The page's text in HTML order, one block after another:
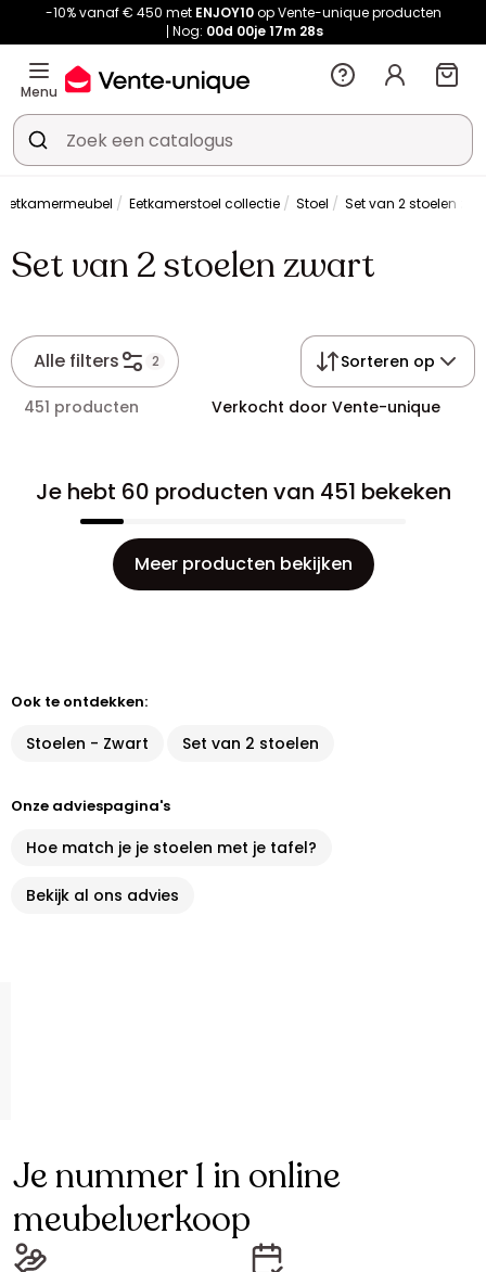
-10% vanaf € 450 met ENJOY10op Vente-unique producten
Nog: 00d 00je17m 28s
Menu
Eetkamermeubel Eetkamerstoel collectie Stoel Set van 2 stoelen
Set van 2 stoelen zwart
Alle filters 2 Sorteren op
451 producten Verkocht door Vente-unique
Je hebt 60 producten van 451 bekeken
Meer producten bekijken
Ook te ontdekken:
Stoelen - Zwart Set van 2 stoelen
Onze adviespagina's
Hoe match je je stoelen met je tafel?
Bekijk al ons advies
Je nummer 1 in online
meubelverkoop